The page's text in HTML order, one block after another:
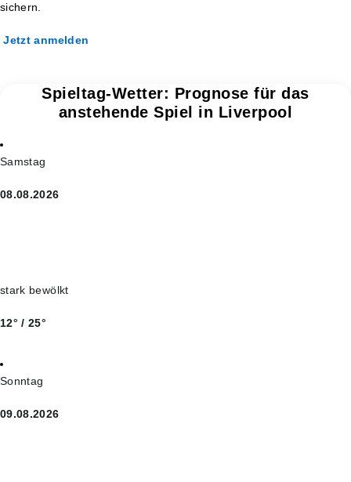
sichern.
Jetzt anmelden
Spieltag-Wetter: Prognose für das
anstehende Spiel in Liverpool
Samstag
08.08.2026
stark bewölkt
12° / 25°
Sonntag
09.08.2026